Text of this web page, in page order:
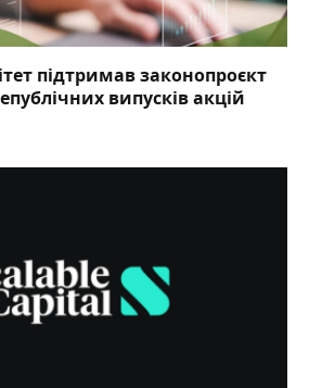
підтримав законопроєкт
випусків акцій